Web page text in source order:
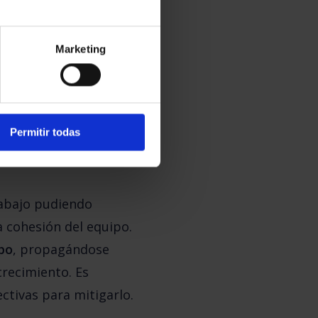
Marketing
Permitir todas
en la calidad del
el burnout
son
pudiendo
del equipo.
, propagándose
Es
para mitigarlo.